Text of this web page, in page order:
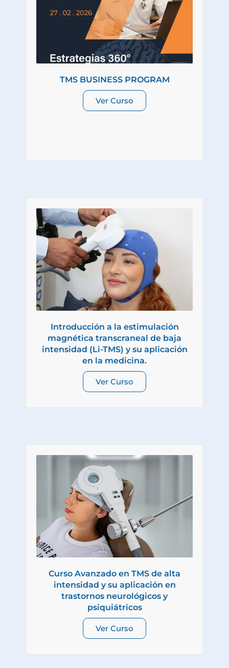
TMS BUSINESS PROGRAM
Ver Curso
Introducción a la estimulación
magnética transcraneal de baja
intensidad (Li-TMS) y su aplicación
en la medicina.
Ver Curso
Curso Avanzado en TMS de alta
intensidad y su aplicación en
trastornos neurológicos y
psiquiátricos
Ver Curso